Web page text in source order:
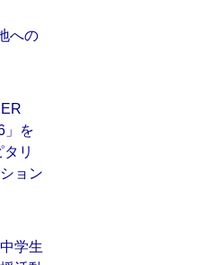
への
」を
リ
ョン
学生